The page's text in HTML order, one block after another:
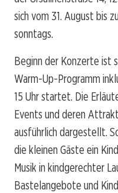
sich vom 31. August bis
sonntags.
Beginn der Konzerte ist
Warm-Up-Programm
15 Uhr startet. Die
Events und deren
ausführlich dargestellt.
die kleinen Gäste ein
Musik in kindgerechter
Bastelangebote und